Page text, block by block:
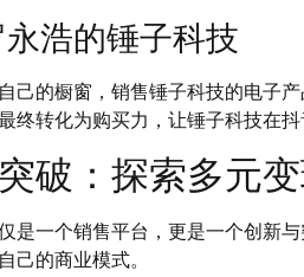
浩的锤子科技
己的橱窗，销售锤子科技的电子
终转化为购买力，让锤子科技在抖
破：探索多元
是一个销售平台，更是一个创新
己的商业模式。